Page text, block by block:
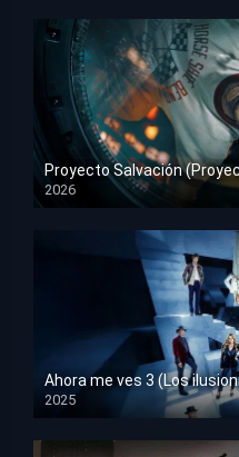
Proyecto Salvación
2026
HD 1080p
Ahora me ves 3 (Los
2025
HD 1080p